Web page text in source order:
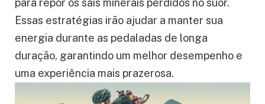
para repor os sais minerais perdidos no suor.
Essas estratégias irão ajudar a manter sua
energia durante as pedaladas de longa
duração, garantindo um melhor desempenho e
uma experiência mais prazerosa.